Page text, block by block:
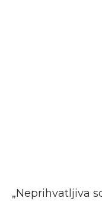
„Neprihvatljiva